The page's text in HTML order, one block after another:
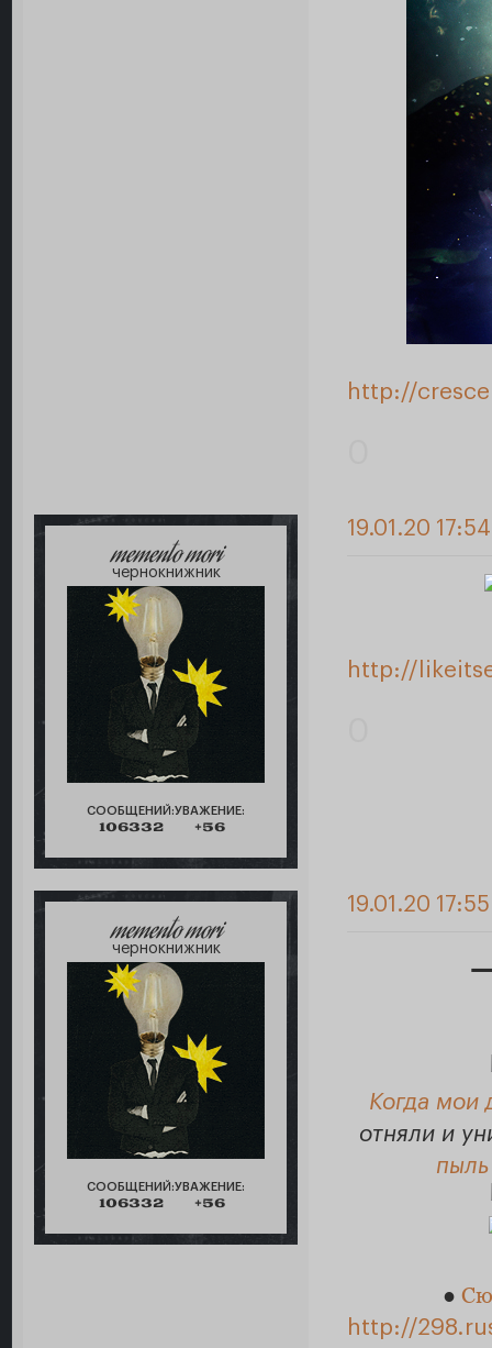
http://
memento mori
чернокнижник
СООБЩЕНИЙ:
106332
УВАЖЕНИЕ:
+56
19.01.20
http://
memento mori
чернокнижник
СООБЩЕНИЙ:
106332
УВАЖЕНИЕ:
+56
19.01.20
Когда мои
отняли и
●
http://